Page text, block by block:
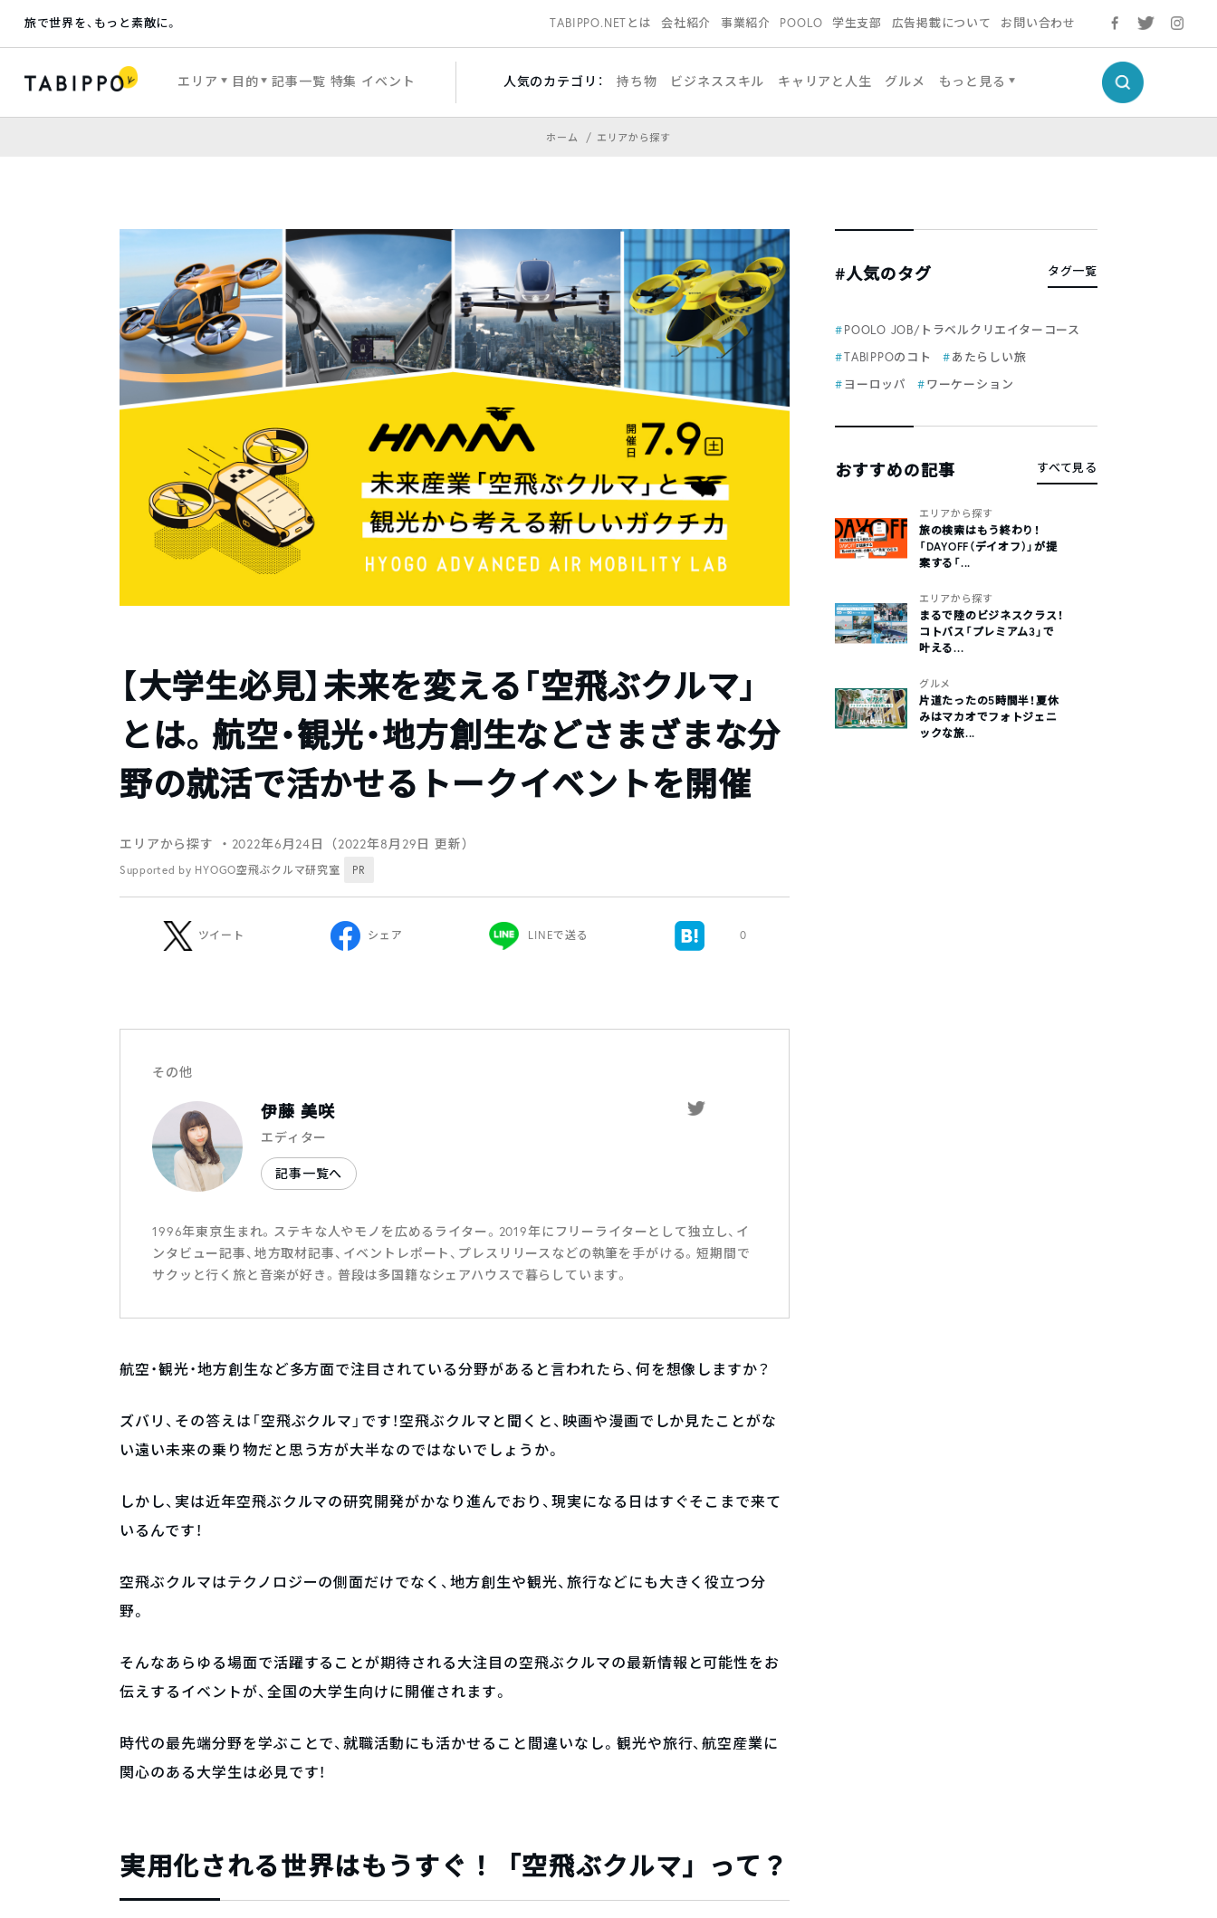
旅で世界を、もっと素敵に。 TABIPPO.NETとは 会社紹介 事業紹介 POOLO 学生支部 広告掲載について お問い合わせ
エリア 目的 記事一覧 特集 イベント 人気のカテゴリ： 持ち物 ビジネススキル キャリアと人生 グルメ もっと見る
ホーム エリアから探す
【大学生必見】未来を変える「空飛ぶクルマ」
とは。航空・観光・地方創生などさまざまな分
野の就活で活かせるトークイベントを開催
エリアから探す ・2022年6月24日（2022年8月29日 更新）
Supported by HYOGO空飛ぶクルマ研究室 PR
ツイート シェア LINEで送る 0
その他
伊藤 美咲
エディター
記事一覧へ
1996年東京生まれ。ステキな人やモノを広めるライター。2019年にフリーライターとして独立し、イ
ンタビュー記事、地方取材記事、イベントレポート、プレスリリースなどの執筆を手がける。短期間で
サクッと行く旅と音楽が好き。普段は多国籍なシェアハウスで暮らしています。
航空・観光・地方創生など多方面で注目されている分野があると言われたら、何を想像しますか？
ズバリ、その答えは「空飛ぶクルマ」です！空飛ぶクルマと聞くと、映画や漫画でしか見たことがな
い遠い未来の乗り物だと思う方が大半なのではないでしょうか。
しかし、実は近年空飛ぶクルマの研究開発がかなり進んでおり、現実になる日はすぐそこまで来て
いるんです！
空飛ぶクルマはテクノロジーの側面だけでなく、地方創生や観光、旅行などにも大きく役立つ分
野。
そんなあらゆる場面で活躍することが期待される大注目の空飛ぶクルマの最新情報と可能性をお
伝えするイベントが、全国の大学生向けに開催されます。
時代の最先端分野を学ぶことで、就職活動にも活かせること間違いなし。観光や旅行、航空産業に
関心のある大学生は必見です！
実用化される世界はもうすぐ！「空飛ぶクルマ」って？
#人気のタグ タグ一覧
POOLO JOB/トラベルクリエイターコース
TABIPPOのコト
あたらしい旅
ヨーロッパ
ワーケーション
おすすめの記事 すべて見る
エリアから探す
旅の検索はもう終わり！
「DAYOFF（デイオフ）」が提
案する「...
エリアから探す
まるで陸のビジネスクラス！
コトバス「プレミアム3」で
叶える...
グルメ
片道たったの5時間半！夏休
みはマカオでフォトジェニ
ックな旅...